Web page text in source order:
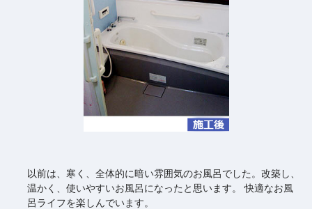
以前は、寒く、全体的に暗い雰囲気のお風呂でした。改築し、
温かく、使いやすいお風呂になったと思います。 快適なお風
呂ライフを楽しんでいます。